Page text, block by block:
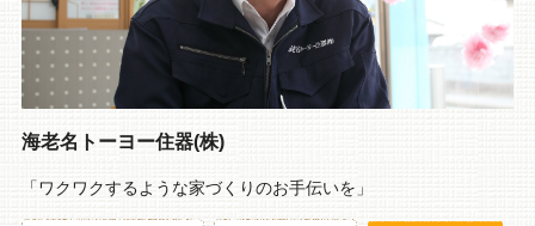
海老名トーヨー住器(株)
「ワクワクするような家づくりのお手伝いを」